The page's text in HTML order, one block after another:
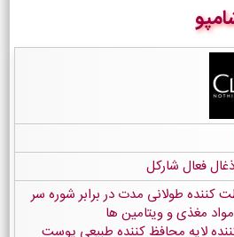
اعلام کن
فعال شارکل
کننده طولانی مدت در برابر شوره سر
مغذی و ویتامین ها
لایه محافظ کننده طبیعی پوست